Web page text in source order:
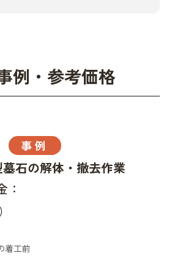
例・参考価格
事例
墓石の解体・撤去作業
：